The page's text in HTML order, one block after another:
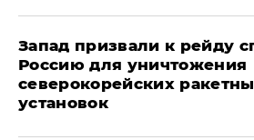
Запад призвали к рейду
Россию для уничтожения
северокорейских
установок